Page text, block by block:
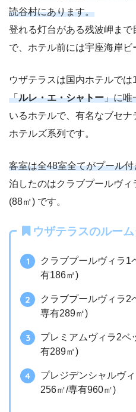
読谷村にあります。
登れる灯台がある残波岬ま
で、ホテル前には宇座海岸ビ
ウザテラスは国内ホテルで
「ルレ・エ・シャトー」に唯
いるホテルで、有名なブセ
ホテルズ系列です。
客室は全48室全てがプール
泊したのはクラブプールヴ
(88㎡) です。
ウザテラスのルー
クラブプールヴィラ1
有186㎡)
クラブプールヴィラ2
専有289㎡)
プレミアムヴィラ2ベ
有289㎡)
プレジデンシャルヴ
256㎡/専有960㎡)